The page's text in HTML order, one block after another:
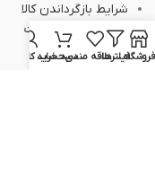
شرایط بازگرداندن کالا
اطلاعات حساب/کارت
سبد خریدفروشگاهفیلترهاعلاقه مندیسبد خرید
حساب کاربری من